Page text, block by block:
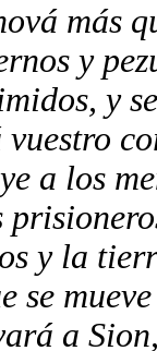
más
y
y
a los
y la
se
a